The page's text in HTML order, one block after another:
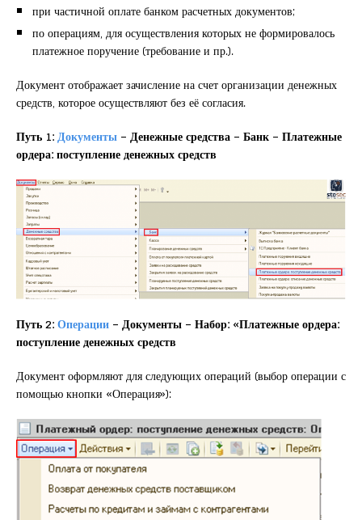
при частичной оплате банком расчетных документов;
по операциям, для осуществления которых не формировалось
платежное поручение (требование и пр.).
Документ отображает зачисление на счет организации денежных
средств, которое осуществляют без её согласия.
Путь 1:Документы – Денежные средства – Банк – Платежные
ордера: поступление денежных средств
Путь 2:Операции – Документы – Набор: «Платежные ордера:
поступление денежных средств
Документ оформляют для следующих операций (выбор операции с
помощью кнопки «Операция»):